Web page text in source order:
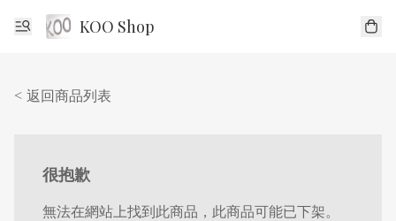
KOO Shop
< 返回商品列表
很抱歉
無法在網站上找到此商品，此商品可能已下架。